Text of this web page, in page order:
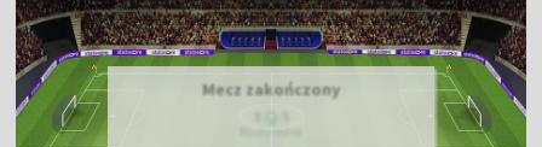
Mecz zakończony
Rzuty rożne